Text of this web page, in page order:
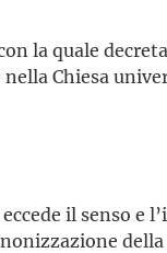
la quale
Chiesa
il senso e